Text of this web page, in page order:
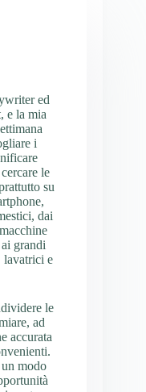
ed
e la mia
i
le
su
dai
grandi
lavatrici e
le
ad
accurata
modo